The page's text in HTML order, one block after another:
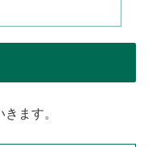
ます。